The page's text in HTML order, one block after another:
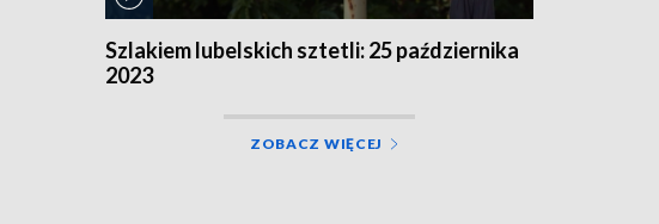
Szlakiem lubelskich sztetli: 25 października
2023
ZOBACZ WIĘCEJ